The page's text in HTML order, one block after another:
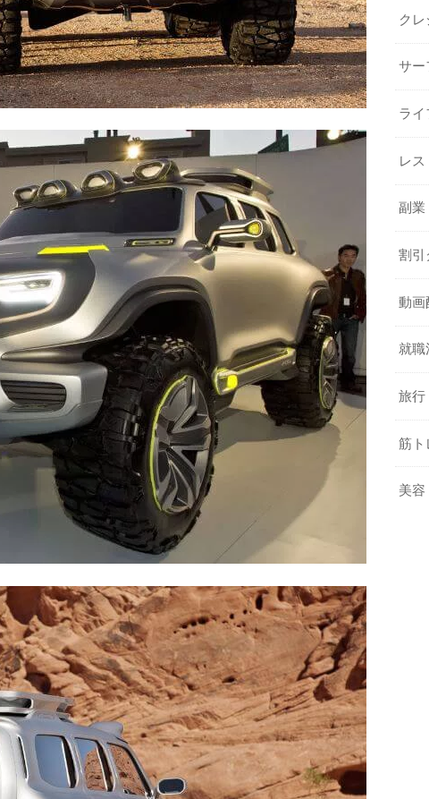
クレ
サー
ライ
レ
副業
割引
動画
就職
旅行
筋ト
美容